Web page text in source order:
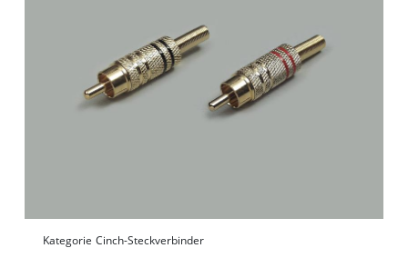
Kategorie Cinch-Steckverbinder